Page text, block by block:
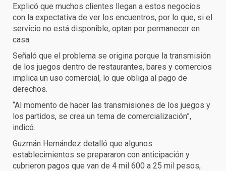
Explicó que muchos clientes llegan a estos negocios
con la expectativa de ver los encuentros, por lo que, si el
servicio no está disponible, optan por permanecer en
casa.
Señaló que el problema se origina porque la transmisión
de los juegos dentro de restaurantes, bares y comercios
implica un uso comercial, lo que obliga al pago de
derechos.
“Al momento de hacer las transmisiones de los juegos y
los partidos, se crea un tema de comercialización”,
indicó.
Guzmán Hernández detalló que algunos
establecimientos se prepararon con anticipación y
cubrieron pagos que van de 4 mil 600 a 25 mil pesos,